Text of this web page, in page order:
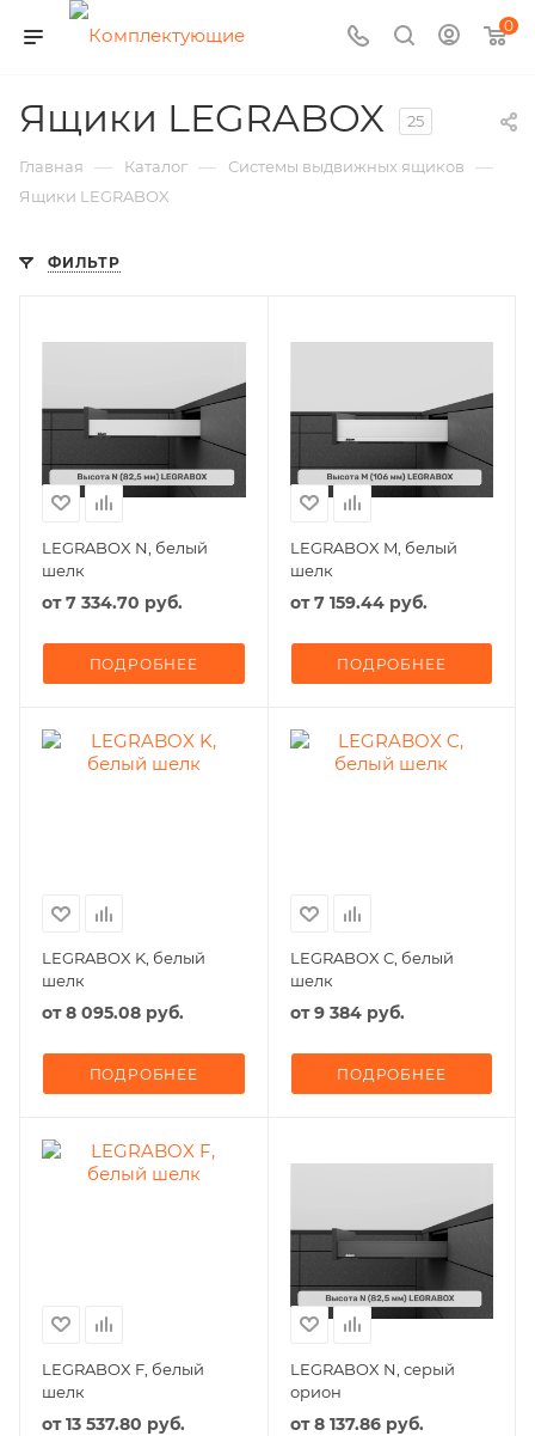
0
Ящики LEGRABOX 25
Главная — Каталог — Системы выдвижных ящиков —
Ящики LEGRABOX
ФИЛЬТР
LEGRABOX N, белый
шелк
от7 334.70 руб.
ПОДРОБНЕЕ
LEGRABOX M, белый
шелк
от7 159.44 руб.
ПОДРОБНЕЕ
LEGRABOX K, белый
шелк
от8 095.08 руб.
ПОДРОБНЕЕ
LEGRABOX C, белый
шелк
от9 384 руб.
ПОДРОБНЕЕ
LEGRABOX F, белый
шелк
от13 537.80 руб.
LEGRABOX N, серый
орион
от8 137.86 руб.